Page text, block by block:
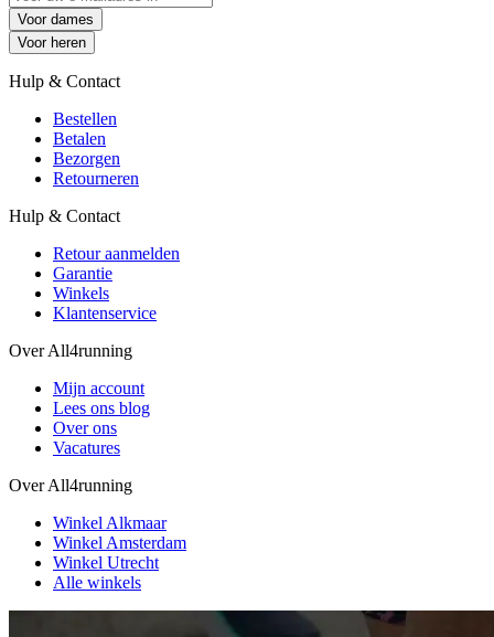
Voor dames
Voor heren
Hulp & Contact
Bestellen
Betalen
Bezorgen
Retourneren
Hulp & Contact
Retour aanmelden
Garantie
Winkels
Klantenservice
Over All4running
Mijn account
Lees ons blog
Over ons
Vacatures
Over All4running
Winkel Alkmaar
Winkel Amsterdam
Winkel Utrecht
Alle winkels